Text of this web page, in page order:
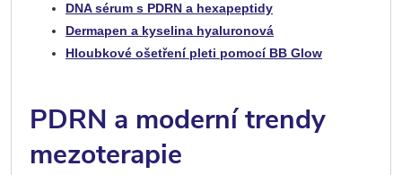
DNA sérum s PDRN a hexapeptidy
Dermapen a kyselina hyaluronová
Hloubkové ošetření pleti pomocí BB Glow
PDRN a moderní trendy
mezoterapie